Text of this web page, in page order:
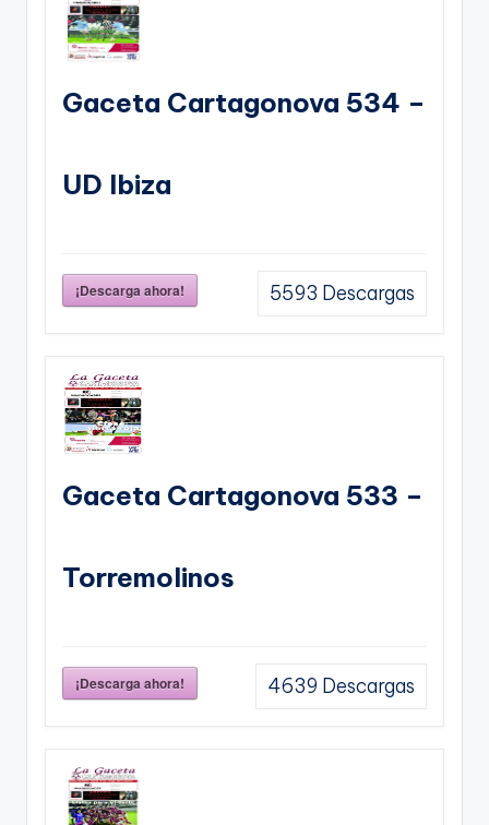
Gaceta Cartagonova 534 –
UD Ibiza
¡Descarga ahora! 5593 Descargas
Gaceta Cartagonova 533 –
Torremolinos
¡Descarga ahora! 4639 Descargas